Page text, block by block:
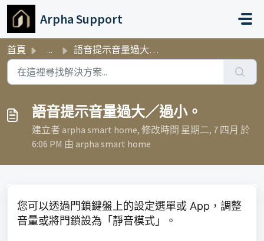
略過至主要內容
Arpha Support
首頁 ... 語音提示音量過大／過小。
語音提示音量過大／過小。
建立者 arpha smart home, 修改時間 星期二, 7 四月 於
6:06 PM 由 arpha smart home
您可以透過門鎖鍵盤上的設定選單或 App，調整
音量或將門鎖設為「靜音模式」。